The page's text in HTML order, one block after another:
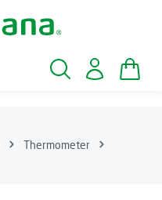
Thermometer